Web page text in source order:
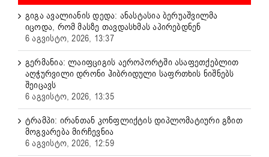
გიგა ავალიანის დედა: ანასტასია ბერუაშვილმა
იცოდა, რომ მასზე თავდასხმას აპირებდნენ
6 აგვისტო, 2026, 13:37
გერმანია: ლაიფციგის აეროპორტში ასაფეთქებლით
აღჭურვილი დრონი ჰიბრიდული საფრთხის ნიშნებს
შეიცავს
6 აგვისტო, 2026, 13:35
ტრამპი: ირანთან კონფლიქტის დიპლომატიური გზით
მოგვარება მირჩევნია
6 აგვისტო, 2026, 12:59